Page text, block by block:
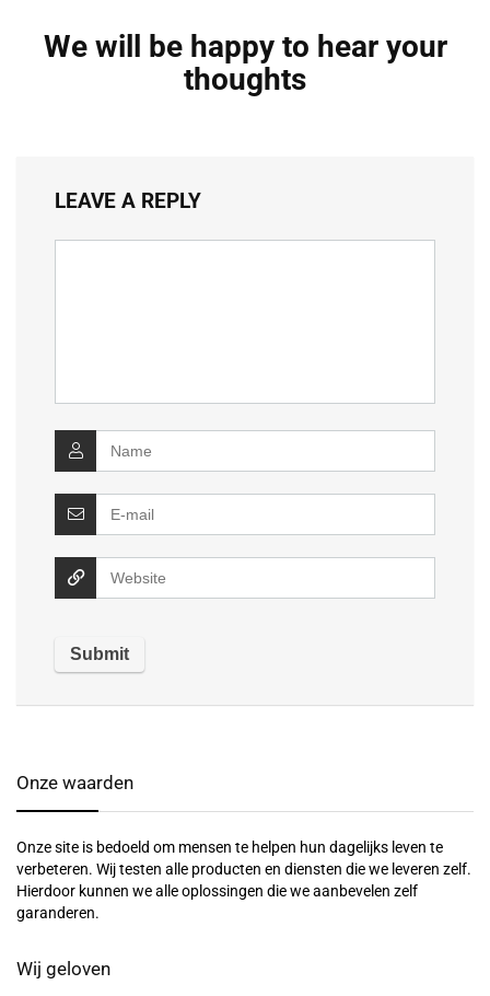
We will be happy to hear your
thoughts
LEAVE A REPLY
Onze waarden
Onze site is bedoeld om mensen te helpen hun dagelijks leven te
verbeteren. Wij testen alle producten en diensten die we leveren zelf.
Hierdoor kunnen we alle oplossingen die we aanbevelen zelf
garanderen.
Wij geloven